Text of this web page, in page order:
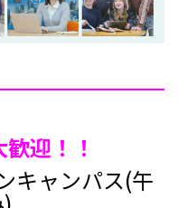
迎！！
キャンパス(午